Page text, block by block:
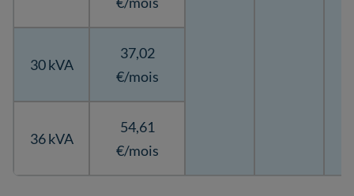
30 kVA
37,02
€/mois
36 kVA
54,61
€/mois